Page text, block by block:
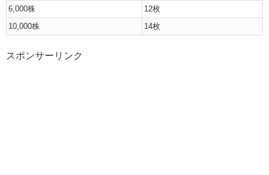
6,000株
12枚
10,000株
14枚
スポンサーリンク